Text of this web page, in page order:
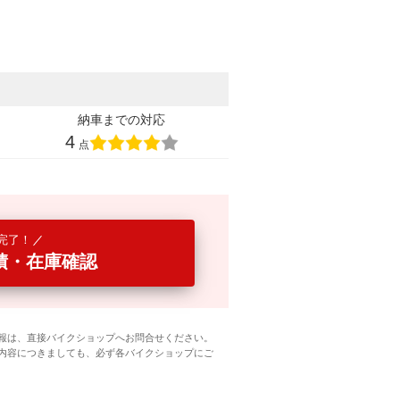
納車までの対応
4 点
了！
・在庫確認
、直接バイクショップへお問合せください。
容につきましても、必ず各バイクショップにご